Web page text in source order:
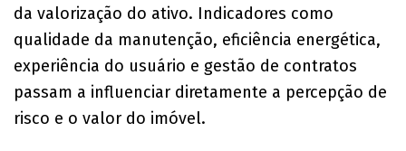
da valorização do ativo. Indicadores como
qualidade da manutenção, eficiência energética,
experiência do usuário e gestão de contratos
passam a influenciar diretamente a percepção de
risco e o valor do imóvel.